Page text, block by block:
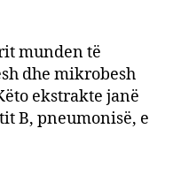
munden të
dhe mikrobesh
ekstrakte janë
B, pneumonisë, e